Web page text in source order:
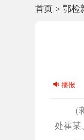
首页 > 鄂检
播报
处崔某